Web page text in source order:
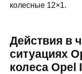
колесные 12×1.
Действия в
ситуациях
колеса Opel